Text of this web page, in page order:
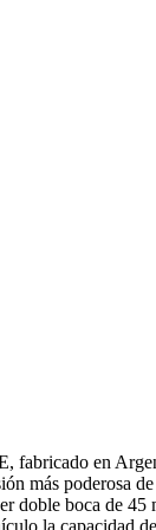
fabricado en
más poderosa
doble boca de
la capacidad